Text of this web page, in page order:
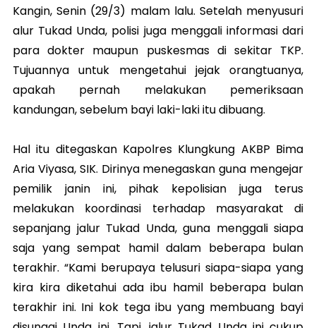
Kangin, Senin (29/3) malam lalu. Setelah menyusuri
alur Tukad Unda, polisi juga menggali informasi dari
para dokter maupun puskesmas di sekitar TKP.
Tujuannya untuk mengetahui jejak orangtuanya,
apakah pernah melakukan pemeriksaan
kandungan, sebelum bayi laki-laki itu dibuang.
Hal itu ditegaskan Kapolres Klungkung AKBP Bima
Aria Viyasa, SIK. Dirinya menegaskan guna mengejar
pemilik janin ini, pihak kepolisian juga terus
melakukan koordinasi terhadap masyarakat di
sepanjang jalur Tukad Unda, guna menggali siapa
saja yang sempat hamil dalam beberapa bulan
terakhir. “Kami berupaya telusuri siapa-siapa yang
kira kira diketahui ada ibu hamil beberapa bulan
terakhir ini. Ini kok tega ibu yang membuang bayi